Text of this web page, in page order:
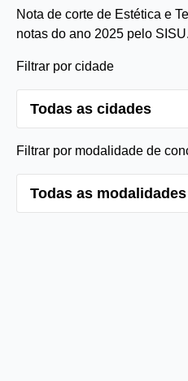
Nota de corte de Estética e
notas do ano 2025 pelo SISU.
Filtrar por cidade
Filtrar por modalidade de